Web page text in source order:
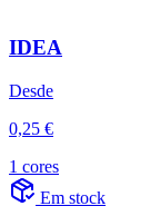
IDEA
Desde
0,25 €
1 cores
Em stock